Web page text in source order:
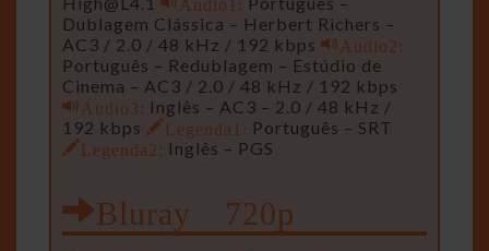
Dublagem Clássica – Herbert Richers –
AC3 / 2.0 / 48 kHz / 192 kbps
Audio2:
Português – Redublagem – Estúdio de
Cinema – AC3 / 2.0 / 48 kHz / 192 kbps
Audio3: Inglês – AC3 – 2.0 / 48 kHz /
192 kbps
Legenda1: Português – SRT
Legenda2: Inglês – PGS
Bluray 720p